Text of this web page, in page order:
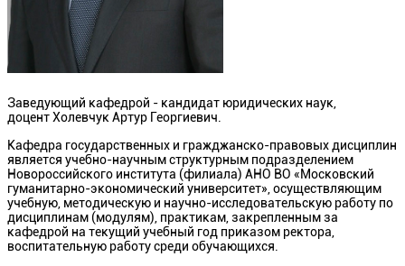
Заведующий кафедрой - кандидат юридических наук,
доцент Холевчук Артур Георгиевич.
Кафедра государственных и гражджанско-правовых дисциплин
является учебно-научным структурным подразделением
Новороссийского института (филиала) АНО ВО «Московский
гуманитарно-экономический университет», осуществляющим
учебную, методическую и научно-исследовательскую работу по
дисциплинам (модулям), практикам, закрепленным за
кафедрой на текущий учебный год приказом ректора,
воспитательную работу среди обучающихся.